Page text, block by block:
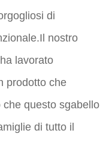
di
nostro
lavorato
prodotto che
questo sgabello
di tutto il